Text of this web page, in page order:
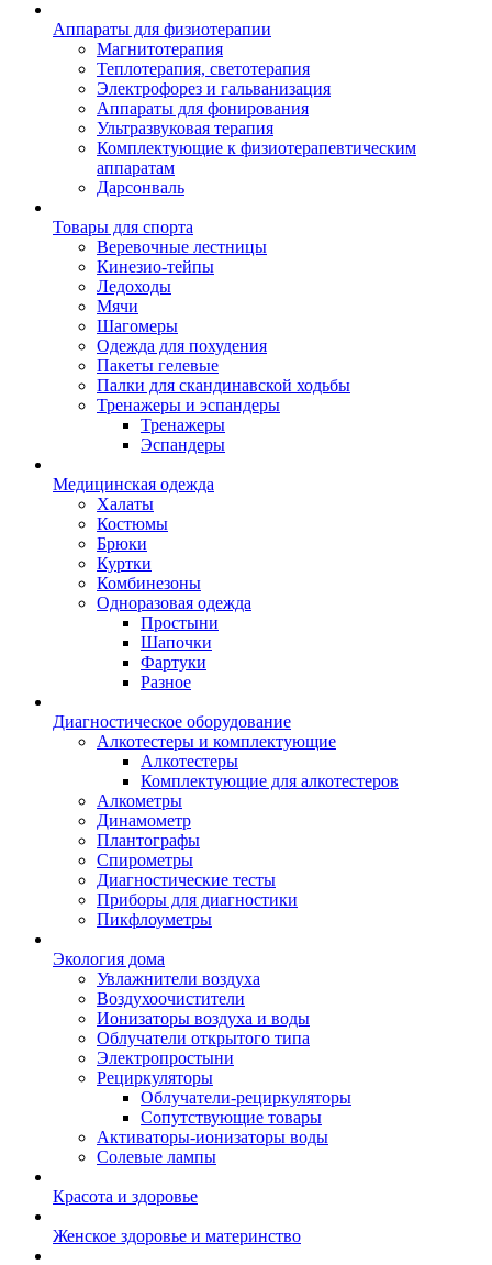
Аппараты для физиотерапии
Магнитотерапия
Теплотерапия, светотерапия
Электрофорез и гальванизация
Аппараты для фонирования
Ультразвуковая терапия
Комплектующие к физиотерапевтическим
аппаратам
Дарсонваль
Товары для спорта
Веревочные лестницы
Кинезио-тейпы
Ледоходы
Мячи
Шагомеры
Одежда для похудения
Пакеты гелевые
Палки для скандинавской ходьбы
Тренажеры и эспандеры
Тренажеры
Эспандеры
Медицинская одежда
Халаты
Костюмы
Брюки
Куртки
Комбинезоны
Одноразовая одежда
Простыни
Шапочки
Фартуки
Разное
Диагностическое оборудование
Алкотестеры и комплектующие
Алкотестеры
Комплектующие для алкотестеров
Алкометры
Динамометр
Плантографы
Спирометры
Диагностические тесты
Приборы для диагностики
Пикфлоуметры
Экология дома
Увлажнители воздуха
Воздухоочистители
Ионизаторы воздуха и воды
Облучатели открытого типа
Электропростыни
Рециркуляторы
Облучатели-рециркуляторы
Сопутствующие товары
Активаторы-ионизаторы воды
Солевые лампы
Красота и здоровье
Женское здоровье и материнство